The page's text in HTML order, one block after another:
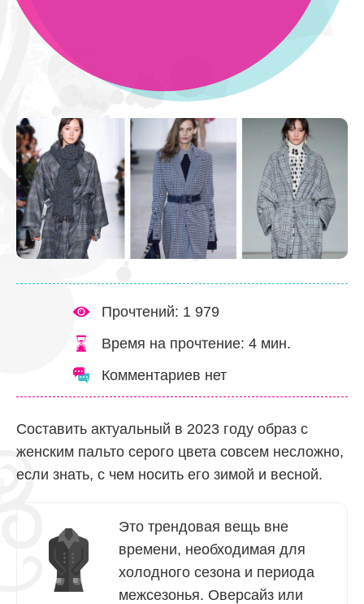
Прочтений: 1 979
Время на прочтение: 4 мин.
Комментариев нет
Составить актуальный в 2023 году образ с
женским пальто серого цвета совсем несложно,
если знать, с чем носить его зимой и весной.
Это трендовая вещь вне
времени, необходимая для
холодного сезона и периода
межсезонья. Оверсайз или